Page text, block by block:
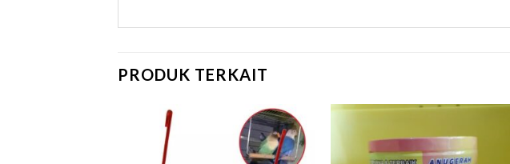
PRODUK TERKAIT